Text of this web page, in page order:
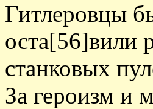
Гитлеровцы
оста[56]вили
станковых
За героизм и